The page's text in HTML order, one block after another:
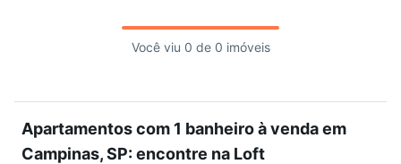
Você viu 0 de 0 imóveis
Apartamentos com 1 banheiro à venda em
Campinas, SP: encontre na Loft